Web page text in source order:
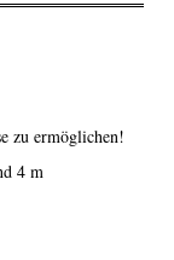
zu ermöglichen!
4 m